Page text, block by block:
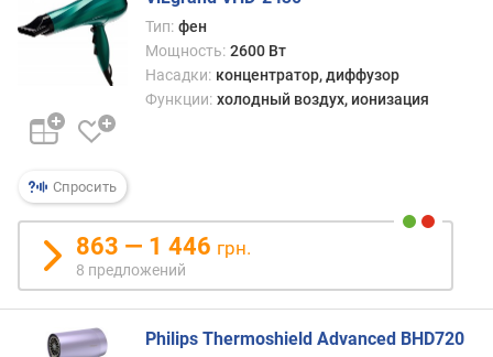
а
к
а
о
а
д
а
Спросить
Тип: фен
Мощность: 2600 Вт
Насадки: концентратор, диффузор
Функции: холодный воздух, ионизация
863 — 1 446 грн.
8 предложений
Philips Thermoshield Advanced BHD720